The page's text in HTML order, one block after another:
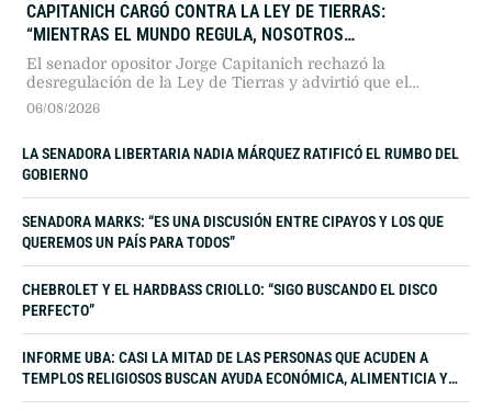
CAPITANICH CARGÓ CONTRA LA LEY DE TIERRAS:
“MIENTRAS EL MUNDO REGULA, NOSOTROS
DESREGULAMOS”
El senador opositor Jorge Capitanich rechazó la
desregulación de la Ley de Tierras y advirtió que el
paquete oficialista atenta contra la soberanía nacional,
06/08/2026
LA SENADORA LIBERTARIA NADIA MÁRQUEZ RATIFICÓ EL RUMBO DEL
GOBIERNO
SENADORA MARKS: “ES UNA DISCUSIÓN ENTRE CIPAYOS Y LOS QUE
QUEREMOS UN PAÍS PARA TODOS”
CHEBROLET Y EL HARDBASS CRIOLLO: “SIGO BUSCANDO EL DISCO
PERFECTO”
INFORME UBA: CASI LA MITAD DE LAS PERSONAS QUE ACUDEN A
TEMPLOS RELIGIOSOS BUSCAN AYUDA ECONÓMICA, ALIMENTICIA Y
LABORAL